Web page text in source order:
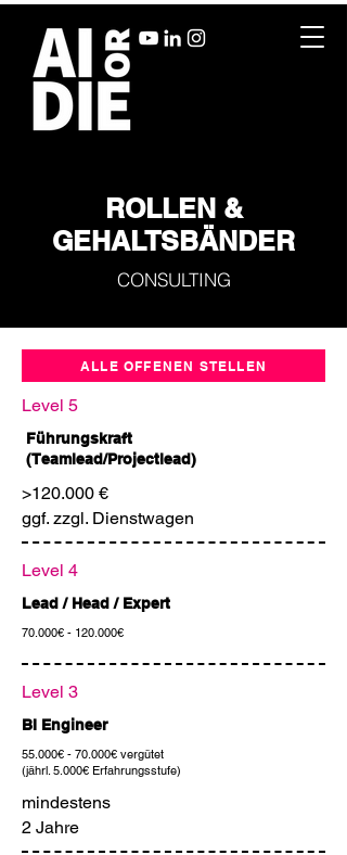
ROLLEN &
GEHALTSBÄNDER
CONSULTING
ALLE OFFENEN STELLEN
Level 5
Führungskraft
(Teamlead/Projectlead)
>120.000 €
ggf. zzgl. Dienstwagen
Level 4
Lead / Head / Expert
70.000€ - 120.000€
Level 3
BI Engineer
55.000€ - 70.000€ vergütet
(jährl. 5.000€ Erfahrungsstufe)
mindestens
2 Jahre